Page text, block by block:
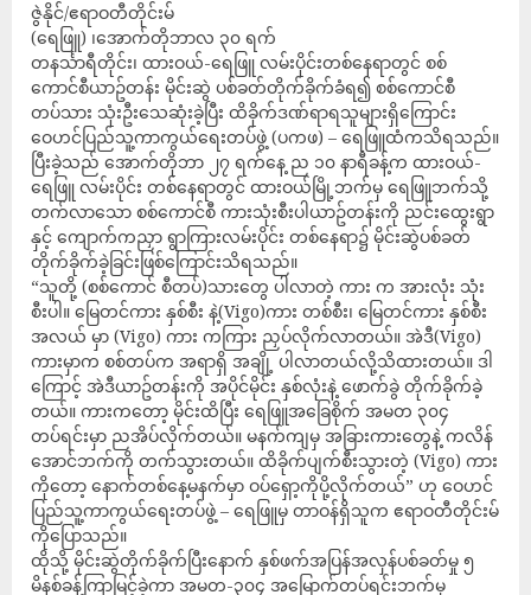
ဇွဲနိုင်/ဧရာဝတီတိုင်းမ်
(ရေဖြူ) ၊အောက်တိုဘာလ ၃၀ ရက်
တနင်္သာရီတိုင်း၊ ထားဝယ်-ရေဖြူ လမ်းပိုင်းတစ်နေရာတွင် စစ်
ကောင်စီယာဥ်တန်း မိုင်းဆွဲ ပစ်ခတ်တိုက်ခိုက်ခံရ၍ စစ်ကောင်စီ
တပ်သား သုံးဦးသေဆုံးခဲ့ပြီး ထိခိုက်ဒဏ်ရာရသူများရှိကြောင်း
ဝေဟင်ပြည်သူ့ကာကွယ်ရေးတပ်ဖွဲ့ (ပကဖ) – ရေဖြူထံကသိရသည်။
ပြီးခဲ့သည် အောက်တိုဘာ ၂၇ ရက်နေ့ ည ၁၀ နာရီခန့်က ထားဝယ်-
ရေဖြူ လမ်းပိုင်း တစ်နေရာတွင် ထားဝယ်မြို့ဘက်မှ ရေဖြူဘက်သို့
တက်လာသော စစ်ကောင်စီ ကားသုံးစီးပါယာဥ်တန်းကို ညင်းထွေးရွာ
နှင့် ကျောက်ကညှာ ရွာကြားလမ်းပိုင်း တစ်နေရာ၌ မိုင်းဆွဲပစ်ခတ်
တိုက်ခိုက်ခဲ့ခြင်းဖြစ်ကြောင်းသိရသည်။
“သူတို့ (စစ်ကောင် စီတပ်)သားတွေ ပါလာတဲ့ ကား က အားလုံး သုံး
စီးပါ။ မြေတင်ကား နှစ်စီး နဲ့(Vigo)ကား တစ်စီး၊ မြေတင်ကား နှစ်စီး
အလယ် မှာ (Vigo) ကား ကကြား ညှပ်လိုက်လာတယ်။ အဲဒီ(Vigo)
ကားမှာက စစ်တပ်က အရာရှိ အချို့ ပါလာတယ်လို့သိထားတယ်။ ဒါ
ကြောင့် အဲဒီယာဥ်တန်းကို အပိုင်မိုင်း နှစ်လုံးနဲ့ ဖောက်ခွဲ တိုက်ခိုက်ခဲ့
တယ်။ ကားကတော့ မိုင်းထိပြီး ရေဖြူအခြေစိုက် အမတ ၃၀၄
တပ်ရင်းမှာ ညအိပ်လိုက်တယ်။ မနက်ကျမှ အခြားကားတွေနဲ့ ကလိန်
အောင်ဘက်ကို တက်သွားတယ်။ ထိခိုက်ပျက်စီးသွားတဲ့ (Vigo) ကား
ကိုတော့ နောက်တစ်နေ့မနက်မှာ ဝပ်ရှော့ကိုပို့လိုက်တယ်” ဟု ဝေဟင်
ပြည်သူ့ကာကွယ်ရေးတပ်ဖွဲ့ – ရေဖြူမှ တာဝန်ရှိသူက ဧရာဝတီတိုင်းမ်
ကိုပြောသည်။
ထိုသို့ မိုင်းဆွဲတိုက်ခိုက်ပြီးနောက် နှစ်ဖက်အပြန်အလှန်ပစ်ခတ်မှု ၅
မိနစ်ခန့်ကြာမြင့်ခဲ့ကာ အမတ-၃၀၄ အမြောက်တပ်ရင်းဘက်မှ